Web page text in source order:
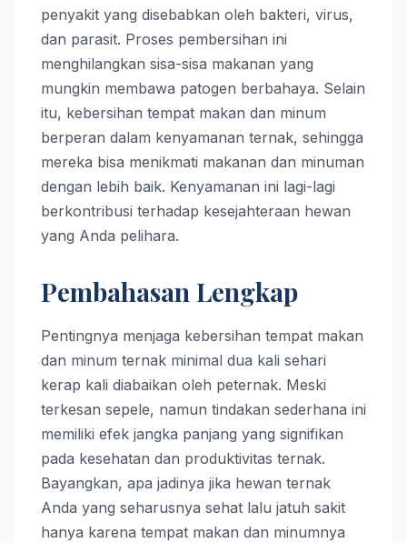
penyakit yang disebabkan oleh bakteri, virus,
dan parasit. Proses pembersihan ini
menghilangkan sisa-sisa makanan yang
mungkin membawa patogen berbahaya. Selain
itu, kebersihan tempat makan dan minum
berperan dalam kenyamanan ternak, sehingga
mereka bisa menikmati makanan dan minuman
dengan lebih baik. Kenyamanan ini lagi-lagi
berkontribusi terhadap kesejahteraan hewan
yang Anda pelihara.
Pembahasan Lengkap
Pentingnya menjaga kebersihan tempat makan
dan minum ternak minimal dua kali sehari
kerap kali diabaikan oleh peternak. Meski
terkesan sepele, namun tindakan sederhana ini
memiliki efek jangka panjang yang signifikan
pada kesehatan dan produktivitas ternak.
Bayangkan, apa jadinya jika hewan ternak
Anda yang seharusnya sehat lalu jatuh sakit
hanya karena tempat makan dan minumnya